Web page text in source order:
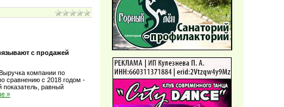
с продажей
компании по
сравнению с 2018 годом -
показатель, равный
»